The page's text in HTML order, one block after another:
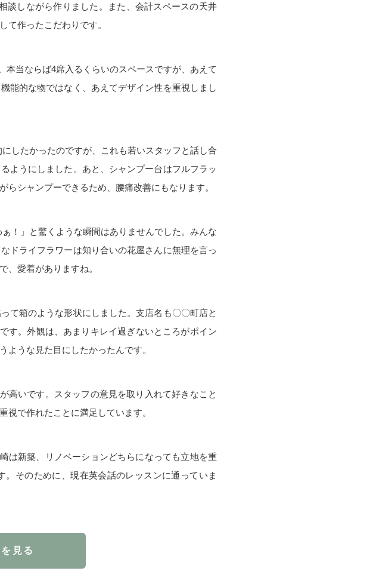
談しながら作りました。また、会計スペースの天井
て作ったこだわりです。
本当ならば4席入るくらいのスペースですが、あえて
能的な物ではなく、あえてデザイン性を重視しまし
したかったのですが、これも若いスタッフと話し合
ようにしました。あと、シャンプー台はフルフラッ
らシャンプーできるため、腰痛改善にもなります。
！」と驚くような瞬間はありませんでした。みんな
ドライフラワーは知り合いの花屋さんに無理を言っ
、愛着がありますね。
て箱のような形状にしました。支店名も〇〇町店と
す。外観は、あまりキレイ過ぎないところがポイン
ような見た目にしたかったんです。
高いです。スタッフの意見を取り入れて好きなこと
視で作れたことに満足しています。
は新築、リノベーションどちらになっても立地を重
そのために、現在英会話のレッスンに通っていま
見る